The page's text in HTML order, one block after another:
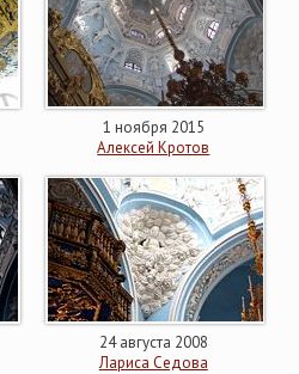
1 ноября 2015
Алексей Кротов
24 августа 2008
Лариса Седова